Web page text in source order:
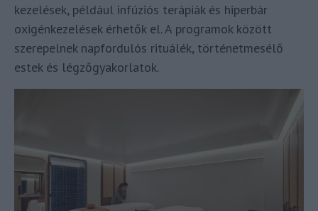
kezelések, például infúziós terápiák és hiperbár
oxigénkezelések érhetők el. A programok között
szerepelnek napfordulós rituálék, történetmesélő
estek és légzőgyakorlatok.